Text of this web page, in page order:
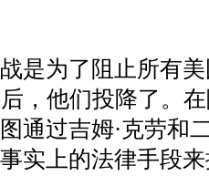
是为了阻止所有
，他们投降了。
通过吉姆·克劳和
实上的法律手段